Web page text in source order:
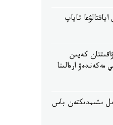
تاياپ
ۋاقىتتان كەيىن
ارەالىنا
ىشىمدىكتەن باس